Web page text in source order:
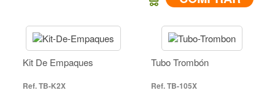
Kit De Empaques
TB-K2X
Tubo Trombón
TB-105X